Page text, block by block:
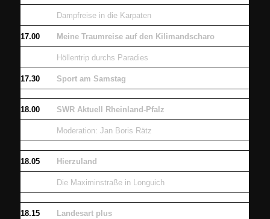
Dampfreise in die Karpaten
17.00 Meine Traumreise auf den Kilimandscharo
Höllentrip durchs Paradies
17.30 Sport am Samstag
18.00 SWR Aktuell Rheinland-Pfalz
Moderation: Jan Boris Rätz
18.05 Hierzuland
Die Maximinstraße in Longuich
18.15 Landesart plus